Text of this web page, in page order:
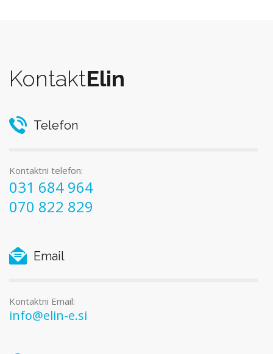
KontaktElin
Telefon
Kontaktni telefon:
031 684 964
070 822 829
Email
Kontaktni Email:
info@elin-e.si